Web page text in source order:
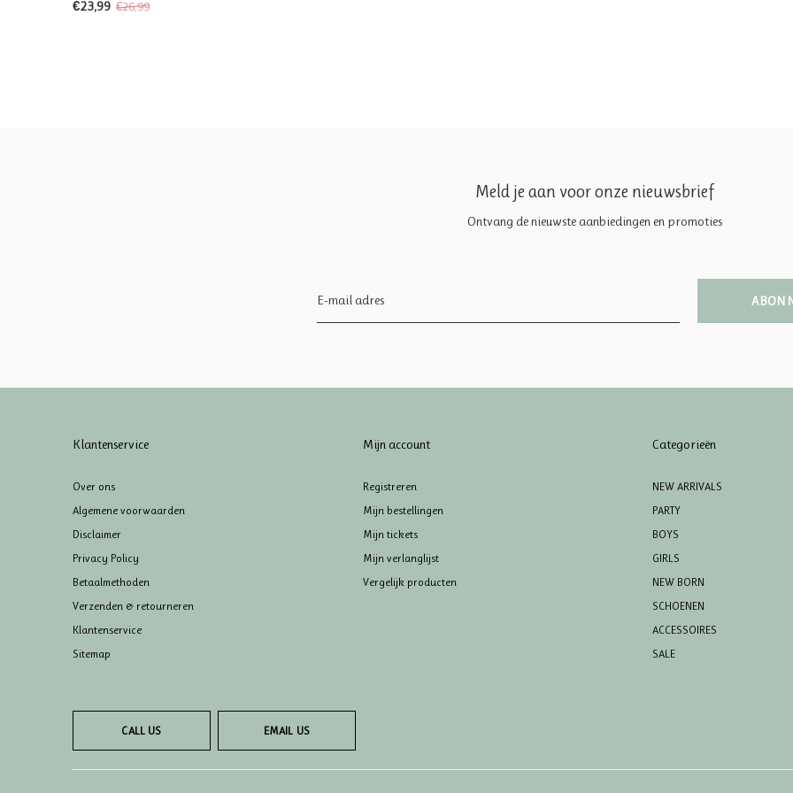
€23,99 €26,99
Meld je aan voor onze nieuwsbrief
Ontvang de nieuwste aanbiedingen en promoties
Klantenservice
Over ons
Algemene voorwaarden
Disclaimer
Privacy Policy
Betaalmethoden
Verzenden & retourneren
Klantenservice
Sitemap
Mijn account
Registreren
Mijn bestellingen
Mijn tickets
Mijn verlanglijst
Vergelijk producten
Categorieën
NEW ARRIVALS
PARTY
BOYS
GIRLS
NEW BORN
SCHOENEN
ACCESSOIRES
SALE
CALL US EMAIL US